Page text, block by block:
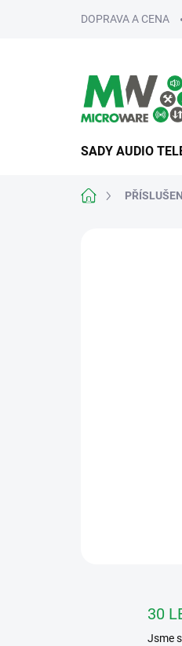
DOPRAVA A CENA
SADY AUDIO
Domů
30
Jsme